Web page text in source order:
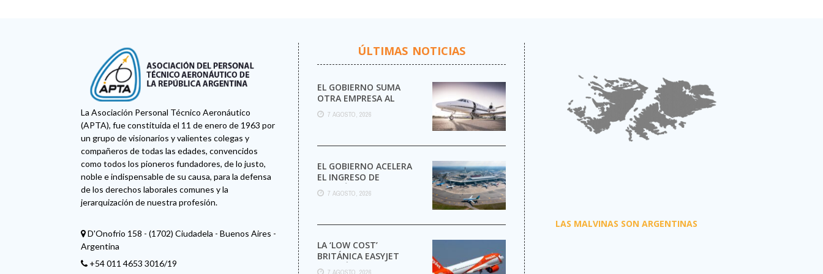
La Asociación Personal Técnico Aeronáutico
(APTA), fue constituida el 11 de enero de 1963 por
un grupo de visionarios y valientes colegas y
compañeros de todas las edades, convencidos
como todos los pioneros fundadores, de lo justo,
noble e indispensable de su causa, para la defensa
de los derechos laborales comunes y la
jerarquización de nuestra profesión.
D'Onofrio 158 - (1702) Ciudadela - Buenos Aires -
Argentina
+54 011 4653 3016/19
ÚLTIMAS NOTICIAS
EL GOBIERNO SUMA
OTRA EMPRESA AL
NEGOCIO DE LOS VUELOS
PRIVADOS
7 AGOSTO, 2026
EL GOBIERNO ACELERA
EL INGRESO DE
AEROLÍNEAS
EXTRANJERAS CON
7 AGOSTO, 2026
LA ‘LOW COST’
BRITÁNICA EASYJET
PASARÁ A MANOS DEL
7 AGOSTO, 2026
LAS MALVINAS SON ARGENTINAS